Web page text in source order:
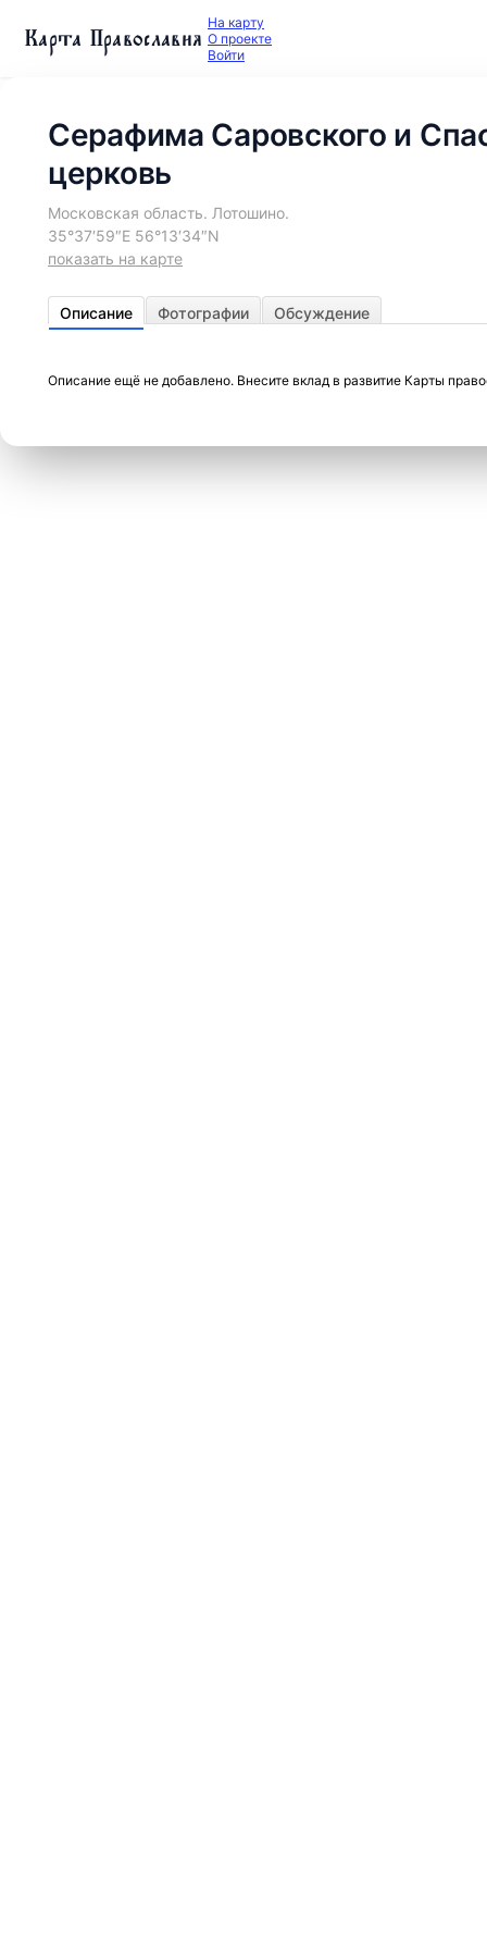
Карта Православия На карту
О проекте
Войти
Серафима Саровского и
церковь
Московская область. Лотошино.
35°37′59″E 56°13′34″N
показать на карте
Описание Фотографии Обсуждение
Описание ещё не добавлено. Внесите вклад в развитие Карты